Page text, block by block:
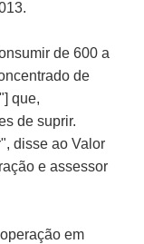
de 600 a
de
que,
de suprir.
disse ao Valor
e assessor
em